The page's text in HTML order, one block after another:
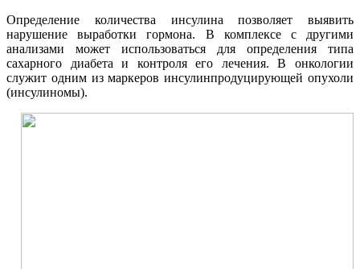
Определение количества инсулина позволяет выявить
нарушение выработки гормона. В комплексе с другими
анализами может использоваться для определения типа
сахарного диабета и контроля его лечения. В онкологии
служит одним из маркеров инсулинпродуцирующей опухоли
(инсулиномы).